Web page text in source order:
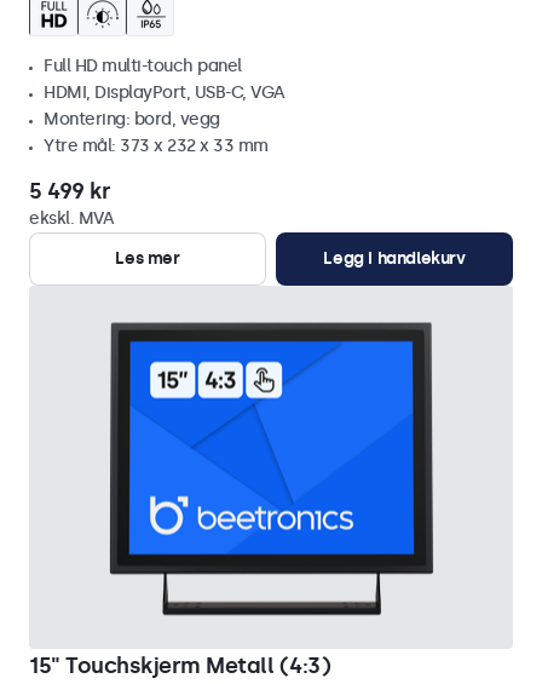
Full HD multi-touch panel
HDMI, DisplayPort, USB-C, VGA
Montering: bord, vegg
Ytre mål: 373 x 232 x 33 mm
5 499 kr
ekskl. MVA
Les mer
Legg i handlekurv
15" Touchskjerm Metall (4:3)